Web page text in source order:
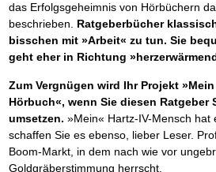
das Erfolgsgeheimnis von Hörbüchern
beschrieben. Ratgeberbücher
bisschen mit »Arbeit« zu tun. Sie
geht eher in Richtung
Zum Vergnügen wird Ihr Projekt
Hörbuch«, wenn Sie diesen Ratgeber
umsetzen. »Mein« Hartz-IV-Mensch hat
schaffen Sie es ebenso, lieber Leser.
Boom-Markt, in dem nach wie vor
Goldgräberstimmung herrscht.